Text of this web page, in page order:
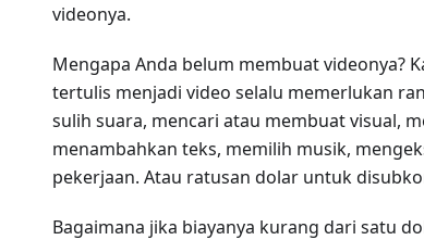
videonya.
Mengapa Anda belum membuat videonya?
tertulis menjadi video selalu memerlukan
sulih suara, mencari atau membuat visual,
menambahkan teks, memilih musik,
pekerjaan. Atau ratusan dolar untuk
Bagaimana jika biayanya kurang dari satu